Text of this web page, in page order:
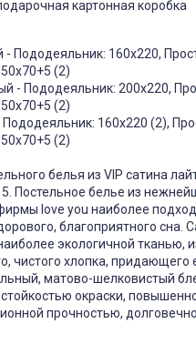
картонная коробка
- Пододеяльник: 160х220,
(2)
- Пододеяльник: 200х220,
(2)
160х220 (2),
(2)
белья из VIP сатина
Постельное белье из
love you наиболее
благоприятного сна.
экологичной тканью,
чистого хлопка, придающего
матово-шелковистый
окраски,
прочностью,